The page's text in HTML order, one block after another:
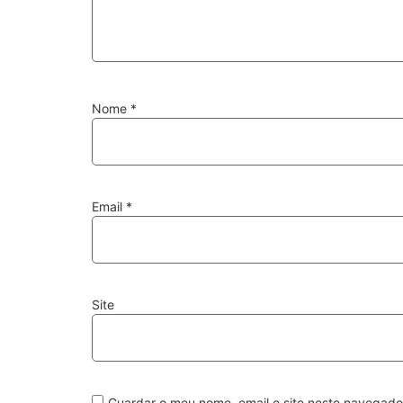
Nome *
Email *
Site